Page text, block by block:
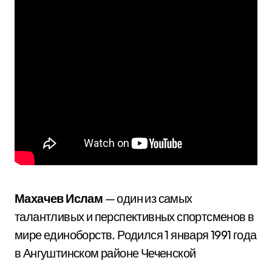
Махачев Ислам — один из самых
талантливых и перспективных спортсменов в
мире единоборств. Родился 1 января 1991 года
в Ангуштинском районе Чеченской